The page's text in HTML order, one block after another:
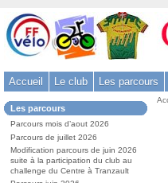
Aller
au
contenu
Aller
menu
-
Aller
à
Accueil Le club Les parcours
Dans
la
rubrique
:
Les parcours
Parcours mois d’aout 2026
Parcours de juillet 2026
Modification parcours de juin 2026
suite à la participation du club au
challenge du Centre à Tranzault